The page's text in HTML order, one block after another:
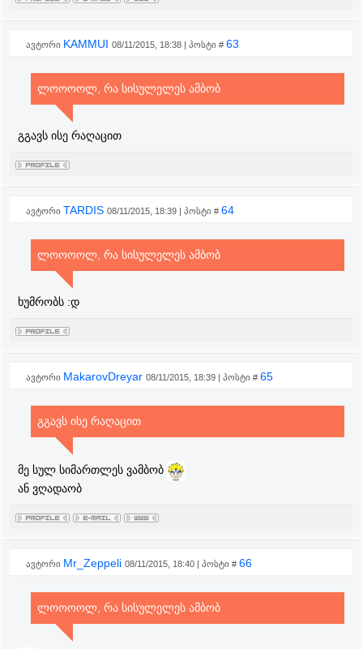
ავტორი KAMMUI 08/11/2015, 18:38 | პოსტი # 63
ლოოოოლ, რა სისულელეს ამბობ
გგავს ისე რაღაცით
ავტორი TARDIS 08/11/2015, 18:39 | პოსტი # 64
ლოოოოლ, რა სისულელეს ამბობ
ხუმრობს :დ
ავტორი MakarovDreyar 08/11/2015, 18:39 | პოსტი # 65
გგავს ისე რაღაცით
მე სულ სიმართლეს ვამბობ
ან ვღადაობ
ავტორი Mr_Zeppeli 08/11/2015, 18:40 | პოსტი # 66
ლოოოოლ, რა სისულელეს ამბობ